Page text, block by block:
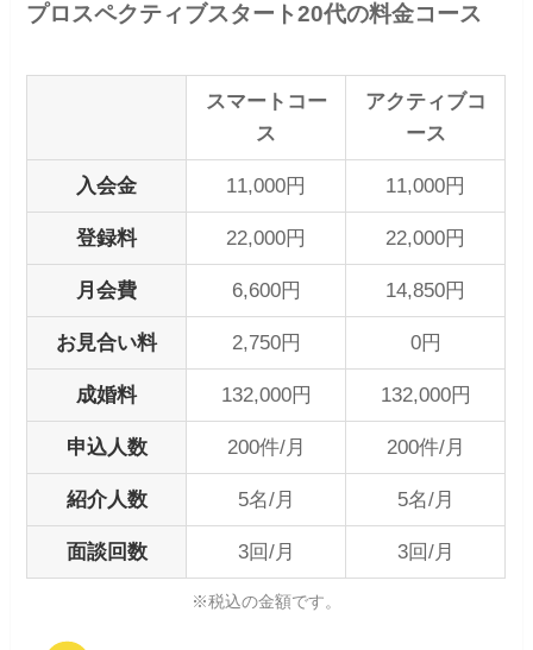
プロスペクティブスタート20代の料金コース
スマートコー
ス
アクティブコ
ース
入会金 11,000円 11,000円
登録料 22,000円 22,000円
月会費 6,600円 14,850円
お見合い料 2,750円 0円
成婚料 132,000円 132,000円
申込人数 200件/月 200件/月
紹介人数 5名/月 5名/月
面談回数 3回/月 3回/月
※税込の金額です。